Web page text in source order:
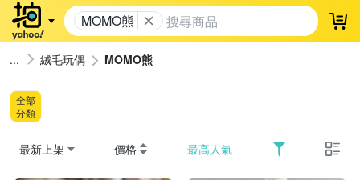
MOMO熊 登
絨毛玩偶 MOMO熊
全部
分類
最新上架 價格 最高人氣